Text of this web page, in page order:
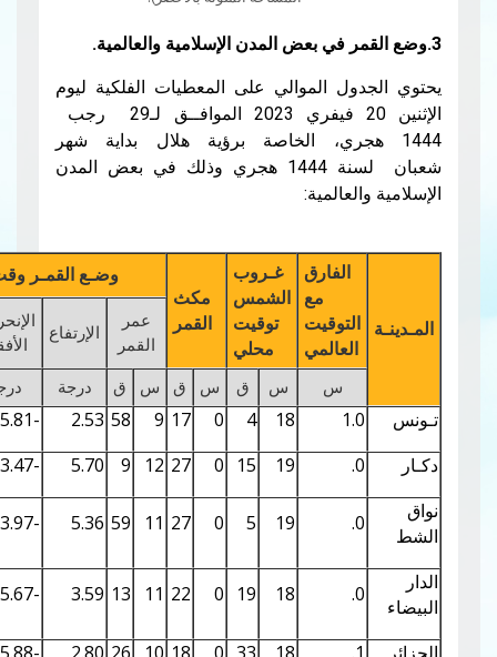
الموالي على المعطيات الفلكية ليوم
الإثنين 20 فيفري 2023 الموافــق لـ29 رجب
الخاصة برؤية هلال بداية شهر
شعبان لسنة 1444 هجري وذلك في بعض المدن
توقيت
مكث
القمر
وضـع القمـر وقت غـروب الشمـس
عمر
القمر
الإرتفاع
الإنحراف
الأفقي
قـوس سمك
س ق س درجة درجة درجة
18
4
0
58
2.53
-5.81
7.26
0.40
19
0
12
5.70
-3.47
8.29
0.52
19
0
11
59
5.36
-3.97
8.21
0.52
18
0
11
13
3.59
-5.67
7.84
0.47